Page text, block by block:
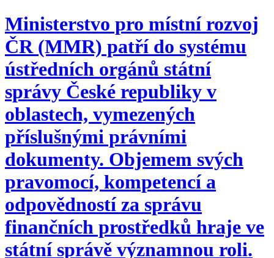
Ministerstvo pro místní rozvoj
ČR (MMR) patří do systému
ústředních orgánů státní
správy České republiky v
oblastech, vymezených
příslušnými právními
dokumenty. Objemem svých
pravomocí, kompetencí a
odpovědností za správu
finančních prostředků hraje ve
státní správě významnou roli.